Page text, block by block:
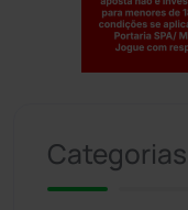
Categorias